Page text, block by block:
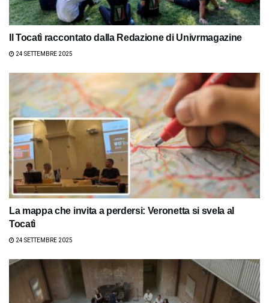
Il Tocatì raccontato dalla Redazione di Univrmagazine
24 SETTEMBRE 2025
La mappa che invita a perdersi: Veronetta si svela al
Tocatì
24 SETTEMBRE 2025